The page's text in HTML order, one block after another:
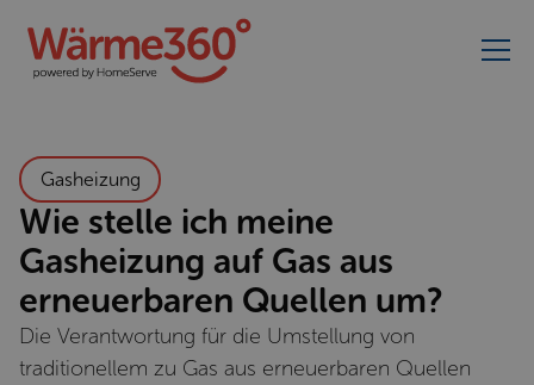
Gasheizung
Wie stelle ich meine
Gasheizung auf Gas aus
erneuerbaren Quellen um?
Die Verantwortung für die Umstellung von
traditionellem zu Gas aus erneuerbaren Quellen